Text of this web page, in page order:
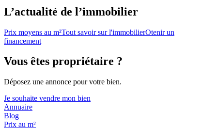
L’actualité de l’immobilier
Prix moyens au m²Tout savoir sur l'immobilierOtenir un
financement
Vous êtes propriétaire ?
Déposez une annonce pour votre bien.
Je souhaite vendre mon bien
Annuaire
Blog
Prix au m²